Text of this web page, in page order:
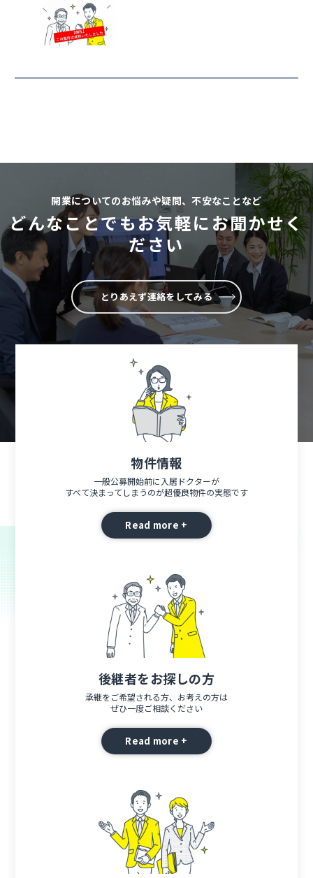
開業についてのお悩みや疑問、不安なことなど
どんなことでもお気軽にお聞かせく
ださい
とりあえず連絡をしてみる
物件情報
一般公募開始前に入居ドクターが
すべて決まってしまうのが超優良物件の実態です
Read more +
後継者をお探しの方
承継をご希望される方、お考えの方は
ぜひ一度ご相談ください
Read more +